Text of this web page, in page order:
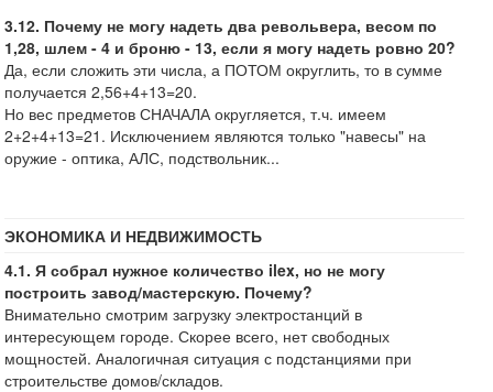
3.12. Почему не могу надеть два револьвера, весом по
1,28, шлем - 4 и броню - 13, если я могу надеть ровно 20?
Да, если сложить эти числа, а ПОТОМ округлить, то в сумме
получается 2,56+4+13=20.
Но вес предметов СНАЧАЛА округляется, т.ч. имеем
2+2+4+13=21. Исключением являются только "навесы" на
оружие - оптика, АЛС, подствольник...
ЭКОНОМИКА И НЕДВИЖИМОСТЬ
4.1. Я собрал нужное количество ilex, но не могу
построить завод/мастерскую. Почему?
Внимательно смотрим загрузку электростанций в
интересующем городе. Скорее всего, нет свободных
мощностей. Аналогичная ситуация с подстанциями при
строительстве домов/складов.